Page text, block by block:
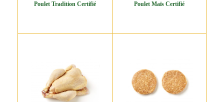
Poulet Tradition Certifié Poulet Maïs Certifié